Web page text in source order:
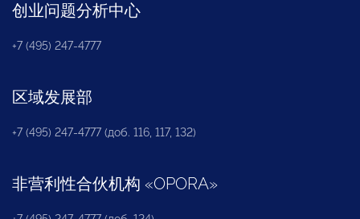
创业问题分析中心
+7 (495) 247-4777
区域发展部
+7 (495) 247-4777 (доб. 116, 117, 132)
非营利性合伙机构 «OPORA»